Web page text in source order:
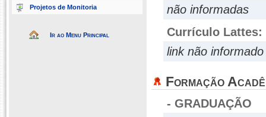
Projetos de Monitoria
Ir ao Menu Principal
não informadas
Currículo Lattes:
link não informado
Formação
- GRADUAÇÃO